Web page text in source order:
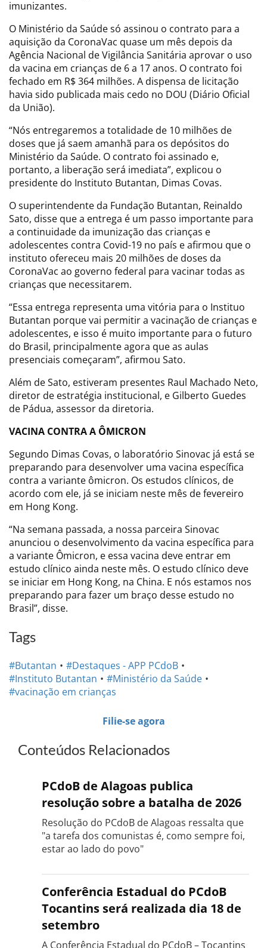
imunizantes.
O Ministério da Saúde só assinou o contrato para a
aquisição da CoronaVac quase um mês depois da
Agência Nacional de Vigilância Sanitária aprovar o uso
da vacina em crianças de 6 a 17 anos. O contrato foi
fechado em R$ 364 milhões. A dispensa de licitação
havia sido publicada mais cedo no DOU (Diário Oficial
da União).
“Nós entregaremos a totalidade de 10 milhões de
doses que já saem amanhã para os depósitos do
Ministério da Saúde. O contrato foi assinado e,
portanto, a liberação será imediata”, explicou o
presidente do Instituto Butantan, Dimas Covas.
O superintendente da Fundação Butantan, Reinaldo
Sato, disse que a entrega é um passo importante para
a continuidade da imunização das crianças e
adolescentes contra Covid-19 no país e afirmou que o
instituto ofereceu mais 20 milhões de doses da
CoronaVac ao governo federal para vacinar todas as
crianças que necessitarem.
“Essa entrega representa uma vitória para o Instituo
Butantan porque vai permitir a vacinação de crianças e
adolescentes, e isso é muito importante para o futuro
do Brasil, principalmente agora que as aulas
presenciais começaram”, afirmou Sato.
Além de Sato, estiveram presentes Raul Machado Neto,
diretor de estratégia institucional, e Gilberto Guedes
de Pádua, assessor da diretoria.
VACINA CONTRA A ÔMICRON
Segundo Dimas Covas, o laboratório Sinovac já está se
preparando para desenvolver uma vacina específica
contra a variante ômicron. Os estudos clínicos, de
acordo com ele, já se iniciam neste mês de fevereiro
em Hong Kong.
“Na semana passada, a nossa parceira Sinovac
anunciou o desenvolvimento da vacina específica para
a variante Ômicron, e essa vacina deve entrar em
estudo clínico ainda neste mês. O estudo clínico deve
se iniciar em Hong Kong, na China. E nós estamos nos
preparando para fazer um braço desse estudo no
Brasil”, disse.
Tags
#Butantan
#Destaques - APP PCdoB
#Instituto Butantan
#Ministério da Saúde
#vacinação em crianças
Filie-se agora
Conteúdos Relacionados
PCdoB de Alagoas publica
resolução sobre a batalha de 2026
Resolução do PCdoB de Alagoas ressalta que
"a tarefa dos comunistas é, como sempre foi,
estar ao lado do povo"
Conferência Estadual do PCdoB
Tocantins será realizada dia 18 de
setembro
A Conferência Estadual do PCdoB – Tocantins